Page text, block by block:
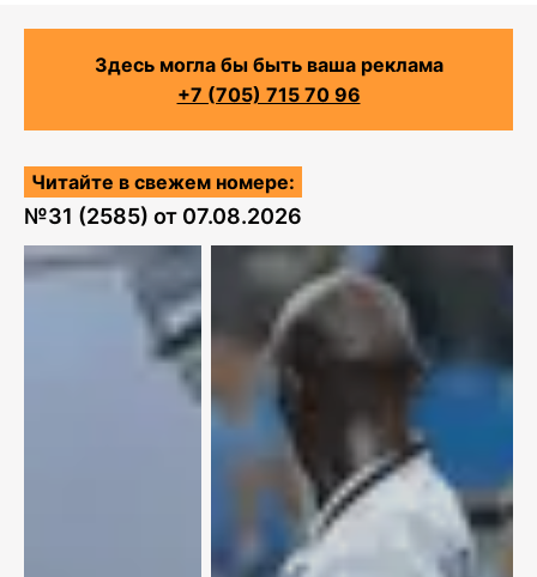
Здесь могла бы быть ваша реклама
+7 (705) 715 70 96
Читайте в свежем номере:
№31 (2585) от 07.08.2026